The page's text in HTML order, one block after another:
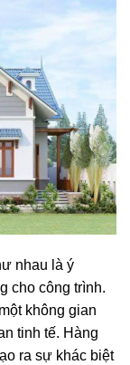
nhau là ý
cho công trình.
không gian
tinh tế. Hàng
ra sự khác biệt